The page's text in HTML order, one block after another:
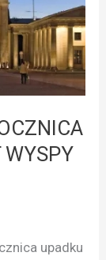
WYSPY
upadku